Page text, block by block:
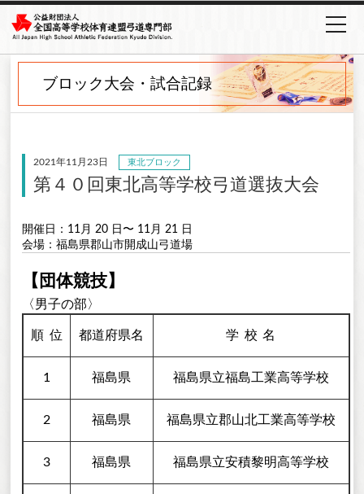
ブロック大会・試合記録
2021年11月23日 東北ブロック
第４０回東北高等学校弓道選抜大会
開催日：11月 20 日〜 11月 21 日
会場：福島県郡山市開成山弓道場
【団体競技】
〈男子の部〉
順 位 都道府県名 学校名
1 福島県 福島県立福島工業高等学校
2 福島県 福島県立郡山北工業高等学校
3 福島県 福島県立安積黎明高等学校